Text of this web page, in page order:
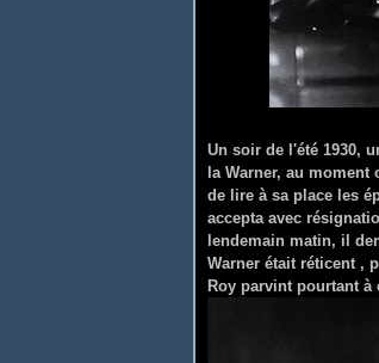
Un soir de l'été 1930,
la Warner, au
de lire à sa place les
accepta avec
lendemain matin, il
Warner était réticent ,
Roy parvint pourtant